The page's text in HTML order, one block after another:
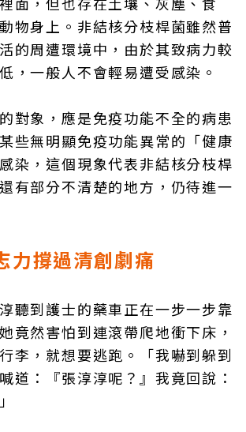
物身上。非結核分枝桿菌雖然普
的周遭環境中，由於其致病力較
，一般人不會輕易遭受感染。
對象，應是免疫功能不全的病患
些無明顯免疫功能異常的「健康
染，這個現象代表非結核分枝桿
有部分不清楚的地方，仍待進一
力撐過清創劇痛
聽到護士的藥車正在一步一步靠
竟然害怕到連滾帶爬地衝下床，
李，就想要逃跑。「我嚇到躲到
道：『張淳淳呢？』我竟回說：